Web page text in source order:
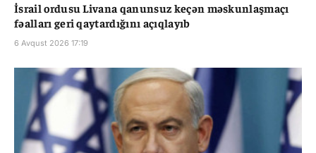
İsrail ordusu Livana qanunsuz keçən məskunlaşmaçı
fəalları geri qaytardığını açıqlayıb
6 Avqust 2026 17:19